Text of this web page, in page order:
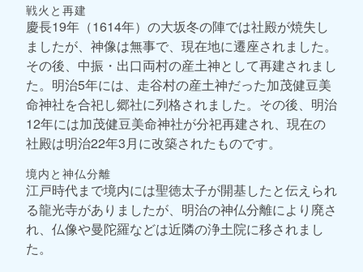
戦火と再建
慶長19年（1614年）の大坂冬の陣では社殿が焼失し
ましたが、神像は無事で、現在地に遷座されました。
その後、中振・出口両村の産土神として再建されまし
た。明治5年には、走谷村の産土神だった加茂健豆美
命神社を合祀し郷社に列格されました。その後、明治
12年には加茂健豆美命神社が分祀再建され、現在の
社殿は明治22年3月に改築されたものです。
境内と神仏分離
江戸時代まで境内には聖徳太子が開基したと伝えられ
る龍光寺がありましたが、明治の神仏分離により廃さ
れ、仏像や曼陀羅などは近隣の浄土院に移されまし
た。